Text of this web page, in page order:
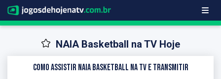
NAIA Basketball na TV Hoje
Como Assistir NAIA Basketball na TV e Transmitir